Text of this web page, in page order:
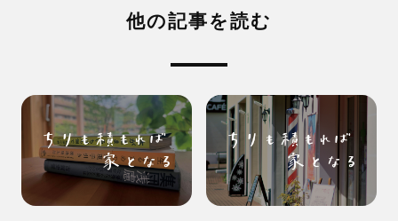
他の記事を読む